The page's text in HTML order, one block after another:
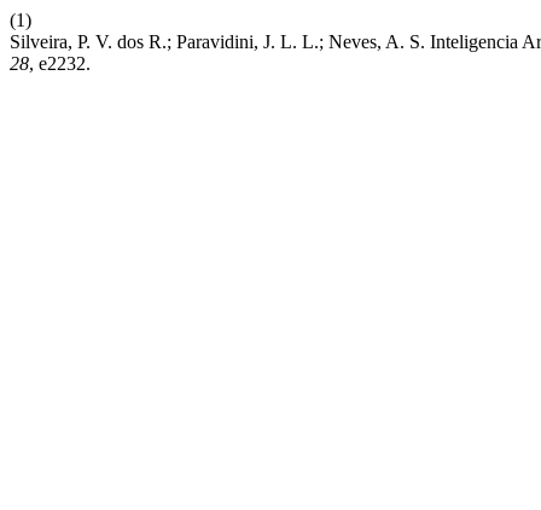
(1)
Silveira, P. V. dos R.; Paravidini, J. L. L.; Neves, A. S. Inteligencia
28, e2232.